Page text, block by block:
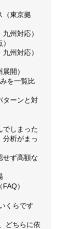
（東京拠
州対応）
州対応）
開）
を一覧比
ターンと対
でしまった
析がまっ
せず高額な
）
くらです
どちらに依